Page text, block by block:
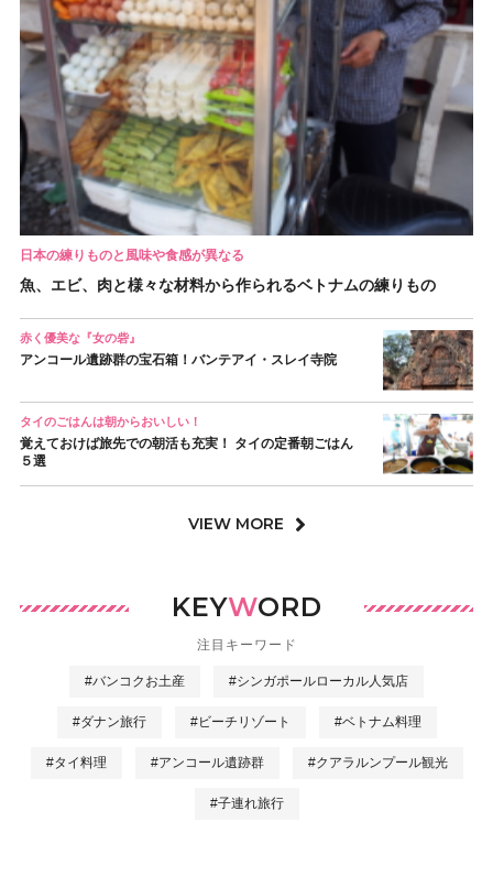
日本の練りものと風味や食感が異なる
魚、エビ、肉と様々な材料から作られるベトナムの練りもの
赤く優美な『女の砦』
アンコール遺跡群の宝石箱！バンテアイ・スレイ寺院
タイのごはんは朝からおいしい！
覚えておけば旅先での朝活も充実！ タイの定番朝ごはん
５選
VIEW MORE
KEYWORD
注目キーワード
#バンコクお土産 #シンガポールローカル人気店
#ダナン旅行 #ビーチリゾート #ベトナム料理
#タイ料理 #アンコール遺跡群 #クアラルンプール観光
#子連れ旅行